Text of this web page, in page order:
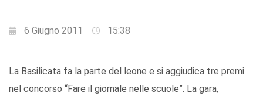
6 Giugno 2011 15:38
La Basilicata fa la parte del leone e si aggiudica tre premi
nel concorso “Fare il giornale nelle scuole”. La gara,